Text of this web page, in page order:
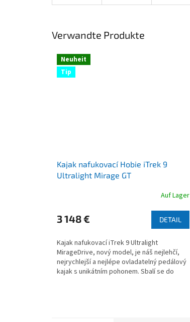
Verwandte Produkte
Neuheit
Tip
Kajak nafukovací Hobie iTrek 9
Ultralight Mirage GT
Produktbewertung
ist
von
5
Sternen.
Auf Lager
3 148 € DETAIL
Kajak nafukovací iTrek 9 Ultralight
MirageDrive, nový model, je náš nejlehčí,
nejrychlejší a nejlépe ovladatelný pedálový
kajak s unikátním pohonem. Sbalí se do